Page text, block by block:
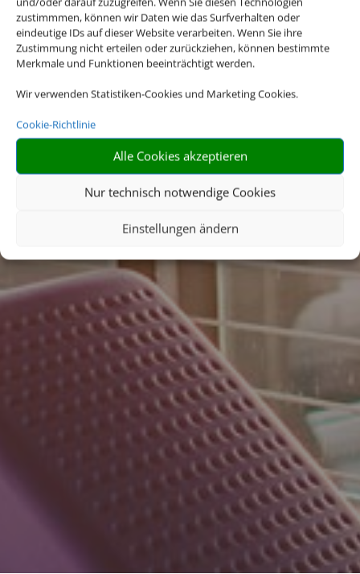
zustimmmen, können wir Daten wie das Surfverhalten oder
eindeutige IDs auf dieser Website verarbeiten. Wenn Sie ihre
Zustimmung nicht erteilen oder zurückziehen, können bestimmte
Merkmale und Funktionen beeinträchtigt werden.
Wir verwenden Statistiken-Cookies und Marketing Cookies.
Cookie-Richtlinie
Alle Cookies akzeptieren
Nur technisch notwendige Cookies
Einstellungen ändern